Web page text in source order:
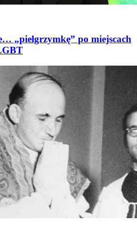
„pielgrzymkę” po miejscach